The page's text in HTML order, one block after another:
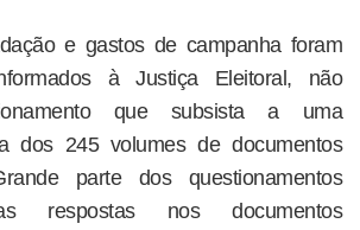
e gastos de campanha foram
à Justiça Eleitoral, não
que subsista a uma
dos 245 volumes de documentos
parte dos questionamentos
respostas nos documentos